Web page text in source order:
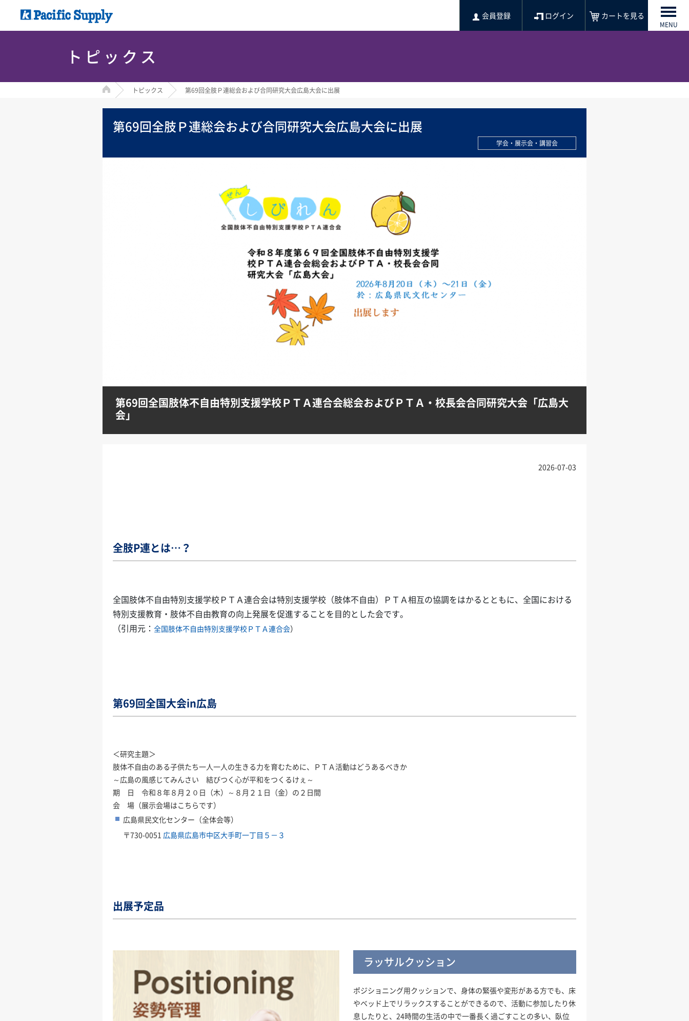
会員登録 ログイン カートを見る
MENU
トピックス
HOME トピックス 第69回全肢Ｐ連総会および合同研究大会広島大会に出展
第69回全肢Ｐ連総会および合同研究大会広島大会に出展
学会・展示会・講習会
第69回全国肢体不自由特別支援学校ＰＴＡ連合会総会およびＰＴＡ・校長会合同研究大会「広島大
会」
2026-07-03
全肢P連とは…？
全国肢体不自由特別支援学校ＰＴＡ連合会は特別支援学校（肢体不自由）ＰＴＡ相互の協調をはかるとともに、全国における
特別支援教育・肢体不自由教育の向上発展を促進することを目的とした会です。
（引用元： 全国肢体不自由特別支援学校ＰＴＡ連合会）
第69回全国大会in広島
＜研究主題＞
肢体不自由のある子供たち一人一人の生きる力を育むために、ＰＴＡ活動はどうあるべきか
～広島の風感じてみんさい 結びつく心が平和をつくるけぇ～
期 日 令和８年８月２０日（木）～８月２１日（金）の２日間
会 場（展示会場はこちらです）
広島県民文化センター（全体会等）
〒730-0051 広島県広島市中区大手町一丁目５－３
出展予定品
ラッサルクッション
ポジショニング用クッションで、身体の緊張や変形がある方でも、床
やベッド上でリラックスすることができるので、活動に参加したり休
息したりと、24時間の生活の中で一番長く過ごすことの多い、臥位